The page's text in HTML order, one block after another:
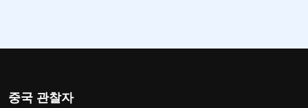
중국 관찰자